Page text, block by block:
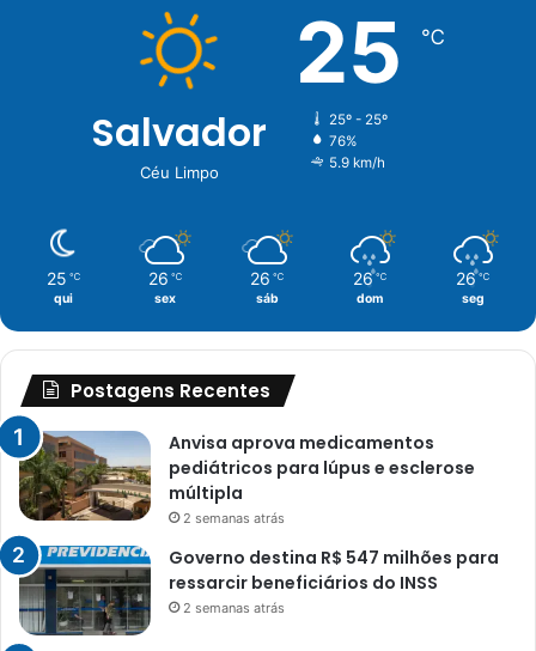
Salvador
Céu Limpo
25 ℃
25º - 25º
76%
5.9 km/h
25 ℃
qui
26 ℃
sex
26 ℃
sáb
26 ℃
dom
26 ℃
seg
Postagens Recentes
Anvisa aprova medicamentos
pediátricos para lúpus e esclerose
múltipla
2 semanas atrás
Governo destina R$ 547 milhões para
ressarcir beneficiários do INSS
2 semanas atrás